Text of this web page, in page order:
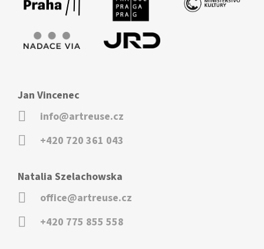
Jan Vincenec
info@artreuse.cz
+420 720 361 043
Natalia Szelachowska
office@artreuse.cz
+420 775 855 558